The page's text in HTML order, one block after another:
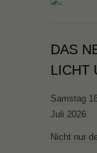
DAS
LICHT
Samstag
Juli 2026
Nicht nur